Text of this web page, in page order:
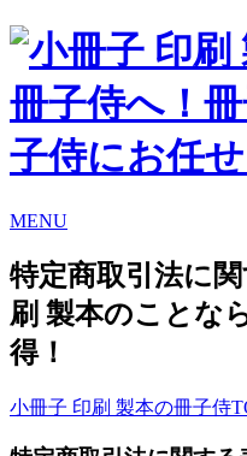
MENU
特定商取引法に
刷 製本のことな
得！
小冊子 印刷 製本の冊子侍